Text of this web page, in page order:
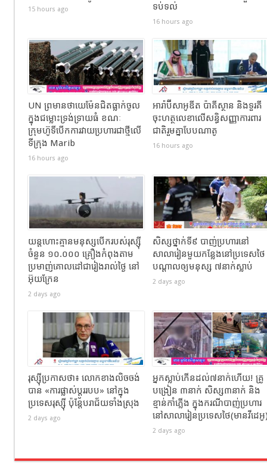
15 hours ago
ទប់ទល់
16 hours ago
UN ព្រមានថាយេម៉ែនជិតធ្លាក់ចូល
ក្នុងជម្លោះទ្រង់ទ្រាយធំ ខណៈ
ក្រុមហ៊ូទីបើកការវាយប្រហារជាថ្មីលើ
ទីក្រុង Marib
16 hours ago
អារ៉ាប៊ីសាអូឌីត ប៉ាគីស្ថាន និងទួរគី
ចុះហត្ថលេខាលើសន្ធិសញ្ញាការពារ
ជាតិរួមគ្នាបែបណាតូ
16 hours ago
យន្តហោះគ្មានមនុស្សបើករបស់រុស្ស៊ី
ចំនួន ១០.០០០ គ្រឿងកំពុងតាម
ប្រមាញ់គោលដៅជារៀងរាល់ថ្ងៃ នៅ
អ៊ុយក្រែន
2 days ago
សិស្សថ្នាក់ទី៩ បាញ់ប្រហារនៅ
សាលារៀនមួយកន្លែងនៅប្រទេសថៃ
បណ្តាលឲ្យមនុស្ស ៧នាក់ស្លាប់
2 days ago
រុស្ស៊ីប្រកាសថា៖ លោកខាងលិចចង់
បាន «ការផ្លាស់ប្តូររបប» នៅក្នុង
ប្រទេសរុស្ស៊ី ប៉ុន្តែបរាជ័យទាំងស្រុង
2 days ago
អ្នកស្លាប់កើនដល់៧នាក់ហើយ! គ្រូ
បង្រៀន​ ៣នាក់ សិស្ស៣នាក់ និង
ខ្មាន់កាំភ្លើង​ ក្នុងករណីបាញ់ប្រហារ
នៅសាលារៀនប្រទេសថៃ(មានវីដេអូ​
2 days ago